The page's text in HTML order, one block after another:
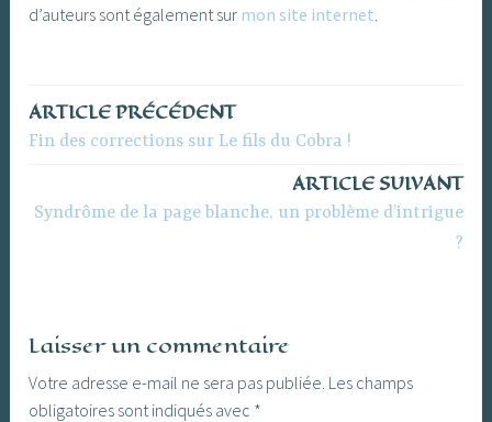
d’auteurs sont également sur mon site internet
Navigation
ARTICLE PRÉCÉDENT
Fin des corrections sur Le fils du Cobra !
ARTICLE SUIVANT
Syndrôme de la page blanche, un problème d’intrigue
?
Laisser un commentaire
Votre adresse e-mail ne sera pas publiée. Les champs
obligatoires sont indiqués avec *